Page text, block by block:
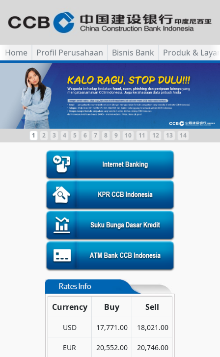
Home Profil Perusahaan Bisnis Bank Produk &
1 2 3 4 5 6 7 8 9 10 11 12 13 14
Currency Buy Sell
USD 17,771.00 18,021.00
EUR 20,552.00 20,746.00